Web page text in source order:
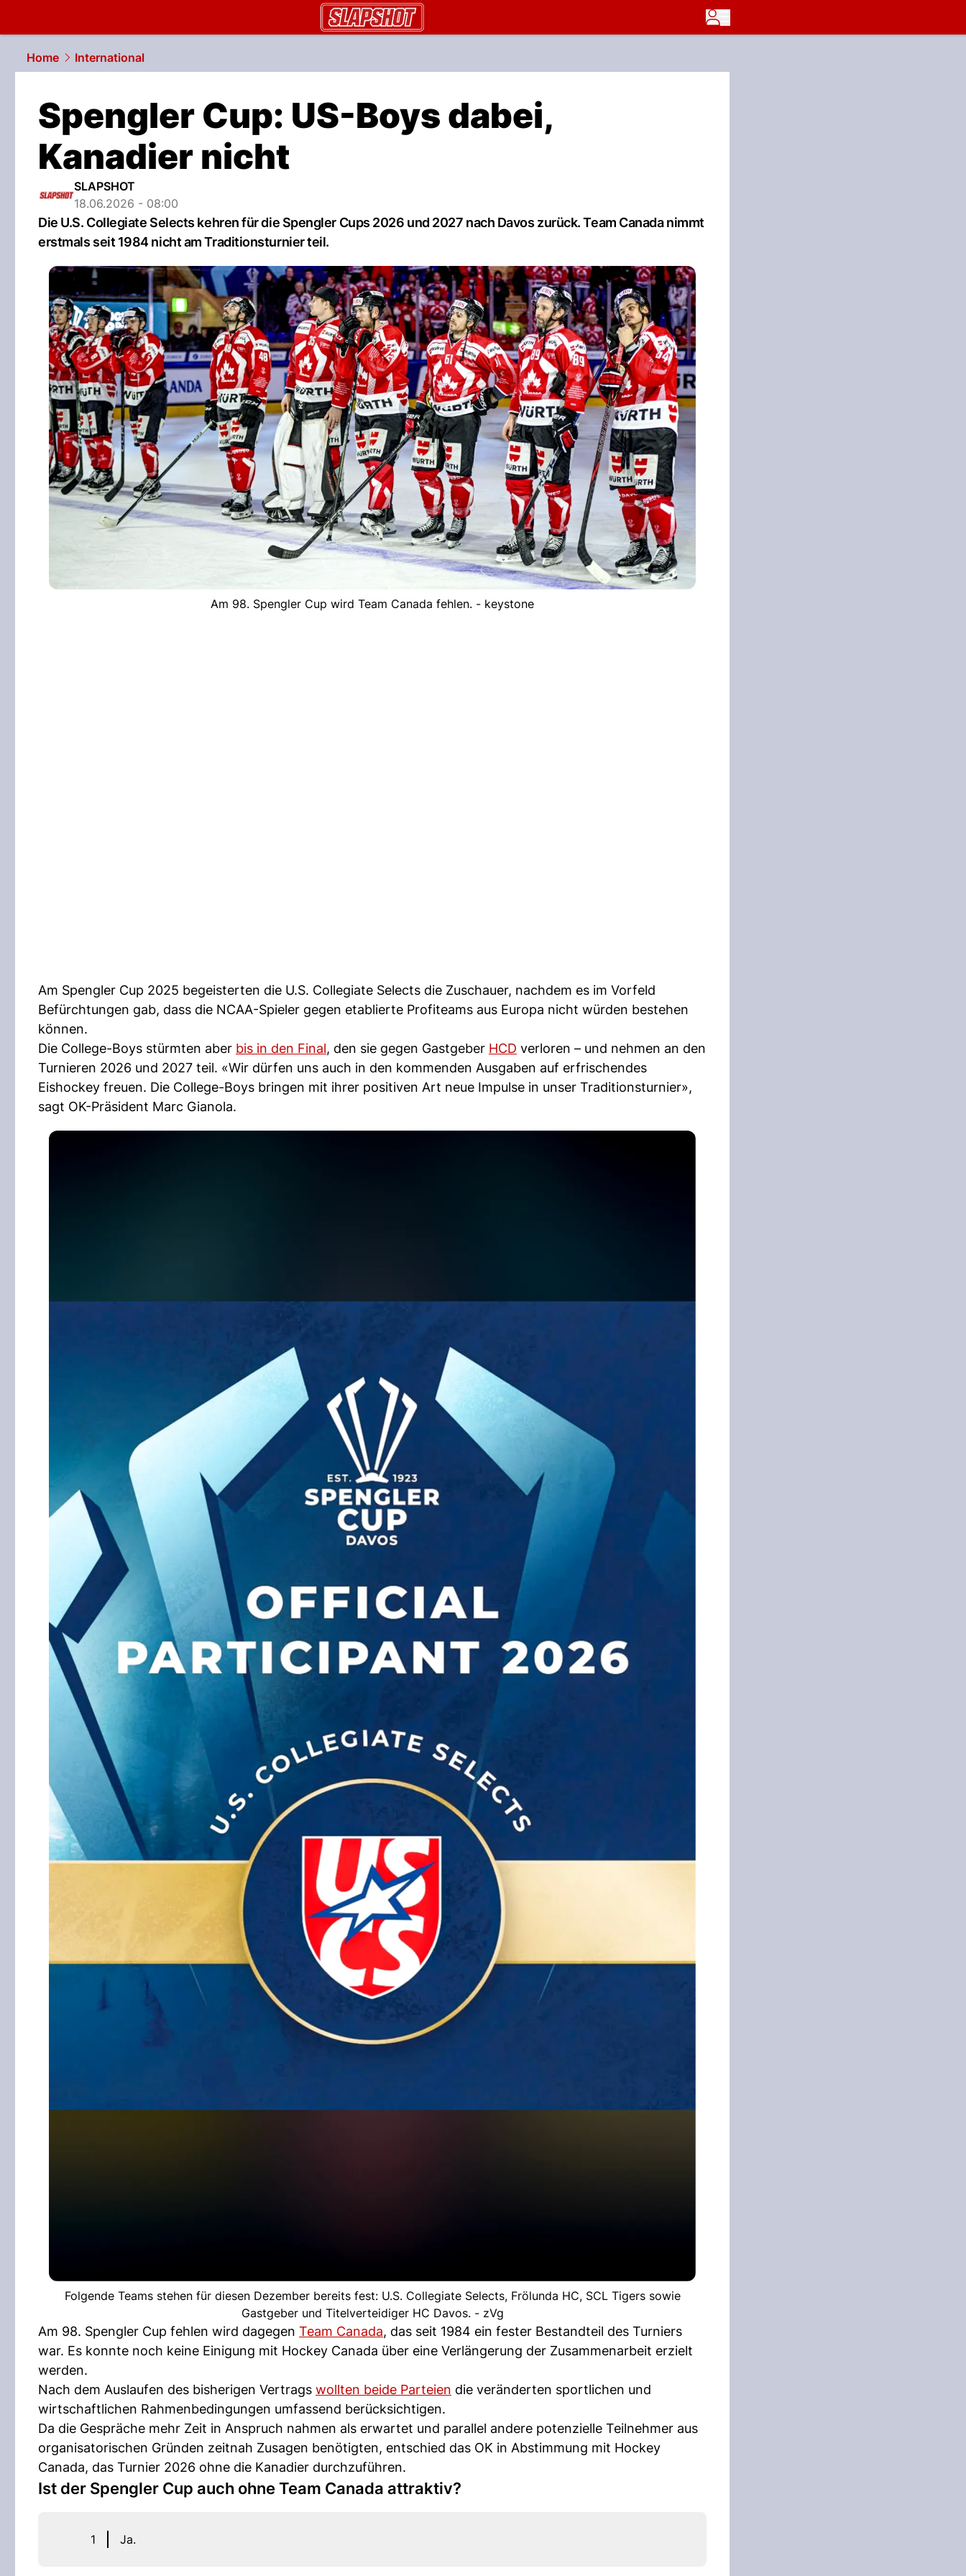
slapshot.NAU.ch
Home
International
Spengler Cup: US-Boys dabei,
Kanadier nicht
SLAPSHOT
18.06.2026 - 08:00
Die U.S. Collegiate Selects kehren für die Spengler Cups 2026 und 2027 nach Davos zurück. Team Canada nimmt
erstmals seit 1984 nicht am Traditionsturnier teil.
Am 98. Spengler Cup wird Team Canada fehlen. - keystone
Am Spengler Cup 2025 begeisterten die U.S. Collegiate Selects die Zuschauer, nachdem es im Vorfeld
Befürchtungen gab, dass die NCAA-Spieler gegen etablierte Profiteams aus Europa nicht würden bestehen
können.
Die College-Boys stürmten aber bis in den Final, den sie gegen Gastgeber HCD verloren – und nehmen an den
Turnieren 2026 und 2027 teil. «Wir dürfen uns auch in den kommenden Ausgaben auf erfrischendes
Eishockey freuen. Die College-Boys bringen mit ihrer positiven Art neue Impulse in unser Traditionsturnier»,
sagt OK-Präsident Marc Gianola.
Folgende Teams stehen für diesen Dezember bereits fest: U.S. Collegiate Selects, Frölunda HC, SCL Tigers sowie
Gastgeber und Titelverteidiger HC Davos. - zVg
Am 98. Spengler Cup fehlen wird dagegen Team Canada, das seit 1984 ein fester Bestandteil des Turniers
war. Es konnte noch keine Einigung mit Hockey Canada über eine Verlängerung der Zusammenarbeit erzielt
werden.
Nach dem Auslaufen des bisherigen Vertrags wollten beide Parteien die veränderten sportlichen und
wirtschaftlichen Rahmenbedingungen umfassend berücksichtigen.
Da die Gespräche mehr Zeit in Anspruch nahmen als erwartet und parallel andere potenzielle Teilnehmer aus
organisatorischen Gründen zeitnah Zusagen benötigten, entschied das OK in Abstimmung mit Hockey
Canada, das Turnier 2026 ohne die Kanadier durchzuführen.
Ist der Spengler Cup auch ohne Team Canada attraktiv?
1 Ja.